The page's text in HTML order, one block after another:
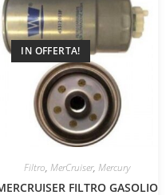
IN OFFERTA!
Filtro, MerCruiser, Mercury
FILTRO GASOLIO